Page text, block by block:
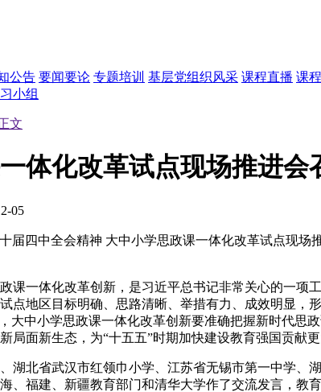
公告 要闻要论 专题培训 基层党组织风采 课程直播 课
小组
文
体化改革试点现场推进会
05
届四中全会精神 大中小学思政课一体化改革试点现
课一体化改革创新，是习近平总书记非常关心的一
点地区目标明确、思路清晰、举措有力、成效明显
大中小学思政课一体化改革创新要准确把握新时代
局面新生态，为“十五五”时期加快建设教育强国贡献更
湖北省武汉市红领巾小学、江苏省无锡市第一中学
、福建、新疆教育部门和清华大学作了交流发言，